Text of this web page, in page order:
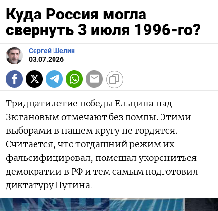
Куда Россия могла
свернуть 3 июля 1996-го?
Сергей Шелин
03.07.2026
Тридцатилетие победы Ельцина над
Зюгановым отмечают без помпы. Этими
выборами в нашем кругу не гордятся.
Считается, что тогдашний режим их
фальсифицировал, помешал укорениться
демократии в РФ и тем самым подготовил
диктатуру Путина.